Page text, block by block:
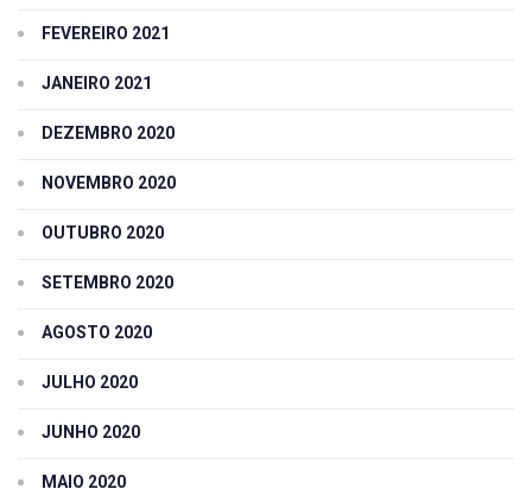
FEVEREIRO 2021
JANEIRO 2021
DEZEMBRO 2020
NOVEMBRO 2020
OUTUBRO 2020
SETEMBRO 2020
AGOSTO 2020
JULHO 2020
JUNHO 2020
MAIO 2020